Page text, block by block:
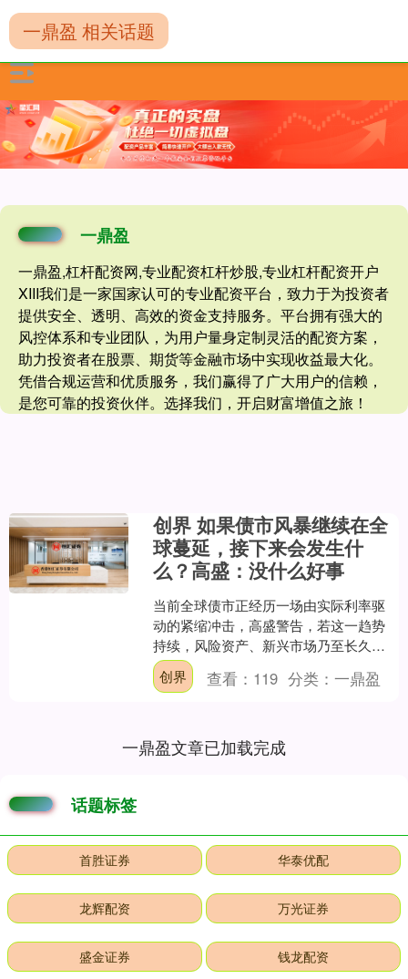
一鼎盈
一鼎盈,杠杆配资网,专业配资杠杆炒股,专业杠杆配资开户
XIII‌我们是一家国家认可的专业配资平台，致力于为投资者
提供安全、透明、高效的资金支持服务。平台拥有强大的
风控体系和专业团队，为用户量身定制灵活的配资方案，
助力投资者在股票、期货等金融市场中实现收益最大化。
凭借合规运营和优质服务，我们赢得了广大用户的信赖，
是您可靠的投资伙伴。选择我们，开启财富增值之旅！
一鼎盈 相关话题
创界 如果债市风暴继续在全
球蔓延，接下来会发生什
么？高盛：没什么好事
当前全球债市正经历一场由实际利率驱
动的紧缩冲击，高盛警告，若这一趋势
持续，风险资产、新兴市场乃至长久期
股票都将面临更大压力，而这一切发生
在通胀预期依然温和的背景....
创界 查看： 119 分类： 一鼎盈
一鼎盈文章已加载完成
话题标签
首胜证券 华泰优配
龙辉配资 万光证券
盛金证券 钱龙配资